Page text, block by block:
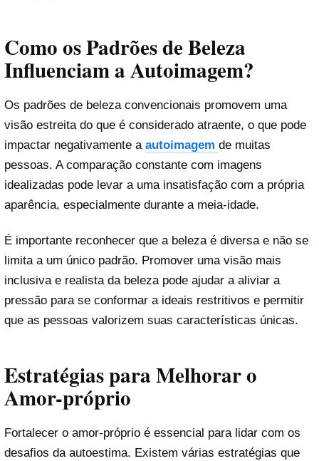
Como os Padrões de Beleza
Influenciam a Autoimagem?
Os padrões de beleza convencionais promovem uma
visão estreita do que é considerado atraente, o que pode
impactar negativamente a autoimagem de muitas
pessoas. A comparação constante com imagens
idealizadas pode levar a uma insatisfação com a própria
aparência, especialmente durante a meia-idade.
É importante reconhecer que a beleza é diversa e não se
limita a um único padrão. Promover uma visão mais
inclusiva e realista da beleza pode ajudar a aliviar a
pressão para se conformar a ideais restritivos e permitir
que as pessoas valorizem suas características únicas.
Estratégias para Melhorar o
Amor-próprio
Fortalecer o amor-próprio é essencial para lidar com os
desafios da autoestima. Existem várias estratégias que